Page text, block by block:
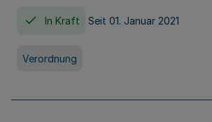
In Kraft Seit 01. Januar 2021
Verordnung